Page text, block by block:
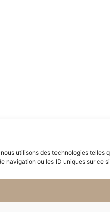
utilisons des technologies
navigation ou les ID uniques sur